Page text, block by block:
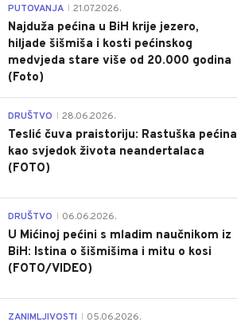
PUTOVANJA 21.07.2026.
Najduža pećina u BiH krije jezero,
hiljade šišmiša i kosti pećinskog
medvjeda stare više od 20.000 godina
(Foto)
DRUŠTVO 28.06.2026.
Teslić čuva praistoriju: Rastuška pećina
kao svjedok života neandertalaca
(FOTO)
DRUŠTVO 06.06.2026.
U Mićinoj pećini s mladim naučnikom iz
BiH: Istina o šišmišima i mitu o kosi
(FOTO/VIDEO)
ZANIMLJIVOSTI 05.06.2026.